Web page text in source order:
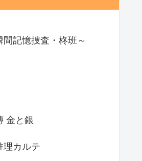
間記憶捜査・柊班～
金と銀
理カルテ